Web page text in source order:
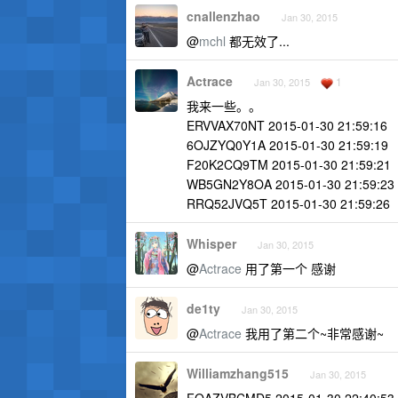
cnallenzhao Jan 30, 2015
@mchl 都无效了...
Actrace Jan 30, 2015 1
我来一些。。
ERVVAX70NT 2015-01-30 21:59:16
6OJZYQ0Y1A 2015-01-30 21:59:19
F20K2CQ9TM 2015-01-30 21:59:21
WB5GN2Y8OA 2015-01-30 21:59:23
RRQ52JVQ5T 2015-01-30 21:59:26
Whisper Jan 30, 2015
@Actrace 用了第一个 感谢
de1ty Jan 30, 2015
@Actrace 我用了第二个~非常感谢~
Williamzhang515 Jan 30, 2015